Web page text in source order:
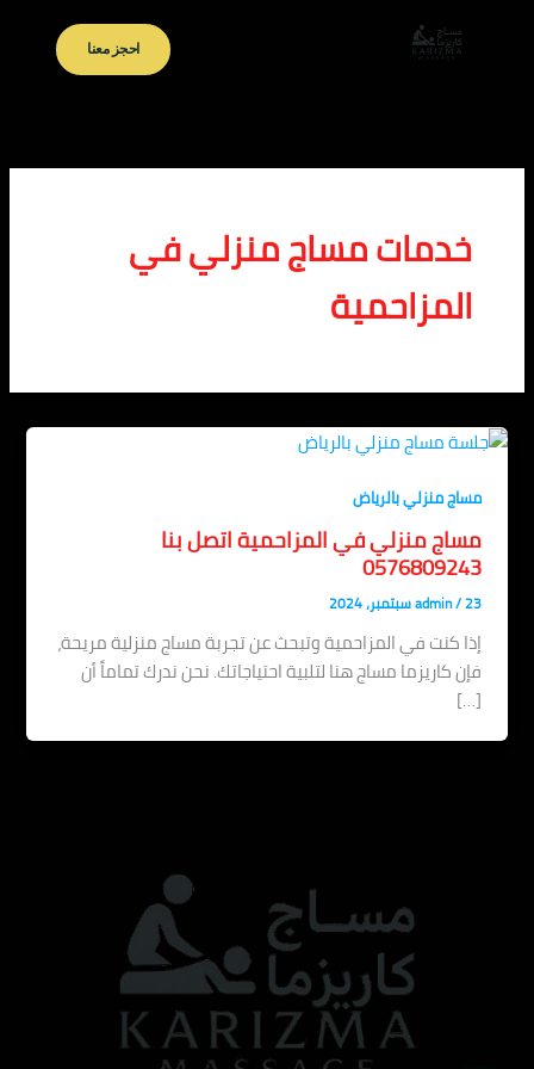
احجز معنا
خدمات مساج منزلي في
المزاحمية
مساج منزلي بالرياض
مساج منزلي في المزاحمية اتصل بنا
0576809243
admin/23 سبتمبر، 2024
إذا كنت في المزاحمية وتبحث عن تجربة مساج منزلية مريحة،
فإن كاريزما مساج هنا لتلبية احتياجاتك. نحن ندرك تماماً أن
[…]